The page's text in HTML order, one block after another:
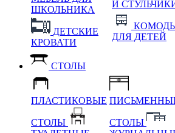
ШКОЛЬНИКА
ДЕТСКИЕ
КРОВАТИ
И
ДЛЯ ДЕТЕЙ
СТОЛЫ
ПЛАСТИКОВЫЕ
СТОЛЫ
СТОЛЫ